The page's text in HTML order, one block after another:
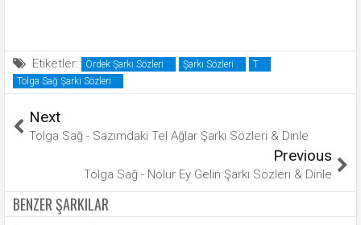
Etiketler: Ördek Şarkı Sözleri Şarkı Sözleri
T
Tolga Sağ Şarkı Sözleri
Next
Tolga Sağ - Sazımdaki Tel Ağlar Şarkı Sözleri & Dinle
Previous
Tolga Sağ - Nolur Ey Gelin Şarkı Sözleri & Dinle
BENZER ŞARKILAR